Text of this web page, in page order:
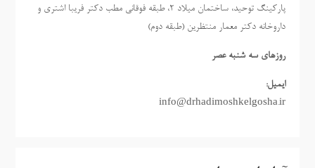
پارکینگ توحید، ساختمان میلاد ٢، طبقه فوقانی مطب دکتر فریبا اشتری و
داروخانه دکتر معمار منتظرین (طبقه دوم)
روزهاي سه شنبه عصر
ایمیل:
info@drhadimoshkelgosha.ir